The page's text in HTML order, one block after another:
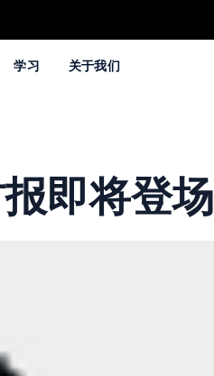
学习 关于我们
即将登场